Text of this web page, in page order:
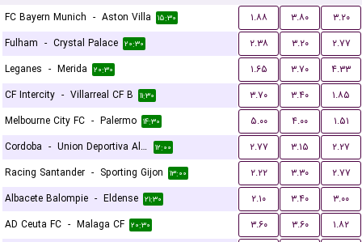
FC Bayern Munich - Aston Villa ۱۵:۳۰ ۱.۸۸ ۳.۸۰
۳.۲۰
Fulham - Crystal Palace ۲۰:۳۰ ۲.۳۸ ۳.۲۰
۲.۷۷
Leganes - Merida ۲۰:۳۰ ۱.۶۵ ۳.۷۰
۴.۳۳
CF Intercity - Villarreal CF B ۱۱:۳۰ ۳.۷۰ ۳.۴۰
۱.۸۵
Melbourne City FC - Palermo ۱۴:۳۰ ۵.۰۰ ۴.۰۰
۱.۵۱
Cordoba - Union Deportiva Almeria ۱۲:۰۰ ۲.۷۷ ۳.۱۵
۲.۲۷
Racing Santander - Sporting Gijon ۱۳:۰۰ ۲.۲۲ ۳.۳۰
۲.۷۷
Albacete Balompie - Eldense ۲۱:۳۰ ۲.۱۰ ۳.۴۰
۳.۰۰
AD Ceuta FC - Malaga CF ۲۰:۳۰ ۳.۶۰ ۳.۶۰
۱.۸۲